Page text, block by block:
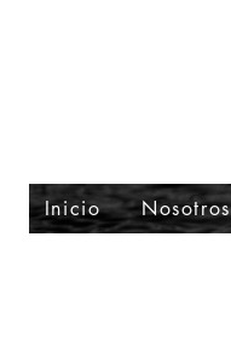
Inicio Nosotros